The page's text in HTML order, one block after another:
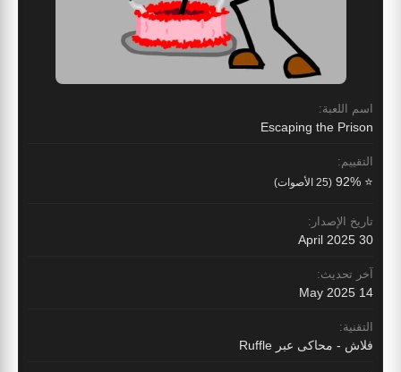
اسم اللعبة:
Escaping the Prison
التقييم:
⭐ 92% (25 الأصوات)
تاريخ الإصدار:
30 April 2025
آخر تحديث:
14 May 2025
التقنية:
فلاش - محاكى عبر Ruffle